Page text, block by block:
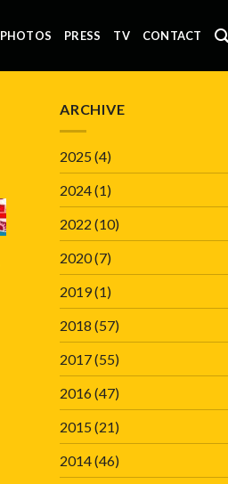
PHOTOS PRESS TV CONTACT
ARCHIVE
2025(4)
2024(1)
2022 (10)
2020(7)
2019(1)
2018 (57)
2017(55)
2016(47)
2015(21)
2014(46)